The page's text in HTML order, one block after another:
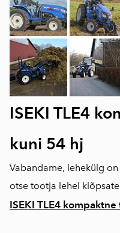
ISEKI TLE4
kuni 54 hj
Vabandame, lehekülg
otse tootja lehel
ISEKI TLE4